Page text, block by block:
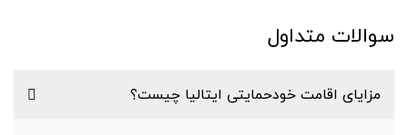
سوالات متداول
مزایای اقامت خودحمایتی ایتالیا چیست؟